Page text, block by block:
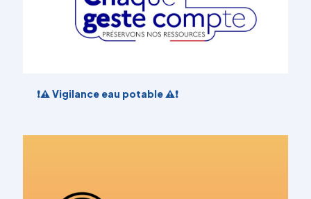
❗️⚠️ Vigilance eau potable ⚠️❗️